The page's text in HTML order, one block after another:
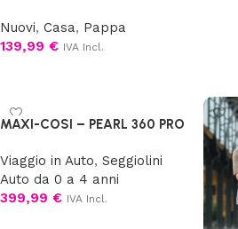
Nuovi, Casa, Pappa
139,99 € IVA Incl.
MAXI-COSI – PEARL 360 PRO
Viaggio in Auto, Seggiolini
Auto da 0 a 4 anni
399,99 € IVA Incl.